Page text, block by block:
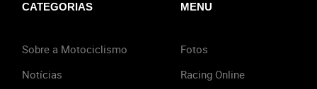
CATEGORIAS
Sobre a Motociclismo
Notícias
MENU
Fotos
Racing Online